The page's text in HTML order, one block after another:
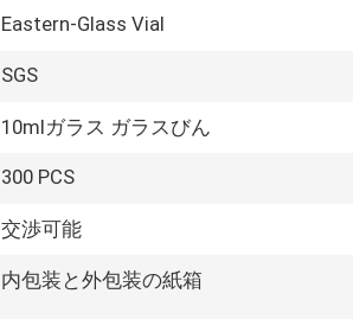
Eastern-Glass Vial
SGS
10mlガラス ガラスびん
300 PCS
交渉可能
内包装と外包装の紙箱